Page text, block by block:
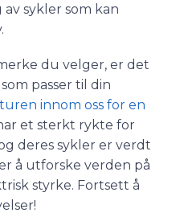
sykler som kan
du velger, er det
passer til din
innom oss for en
et sterkt rykte for
deres sykler er verdt
å utforske verden på
styrke. Fortsett å